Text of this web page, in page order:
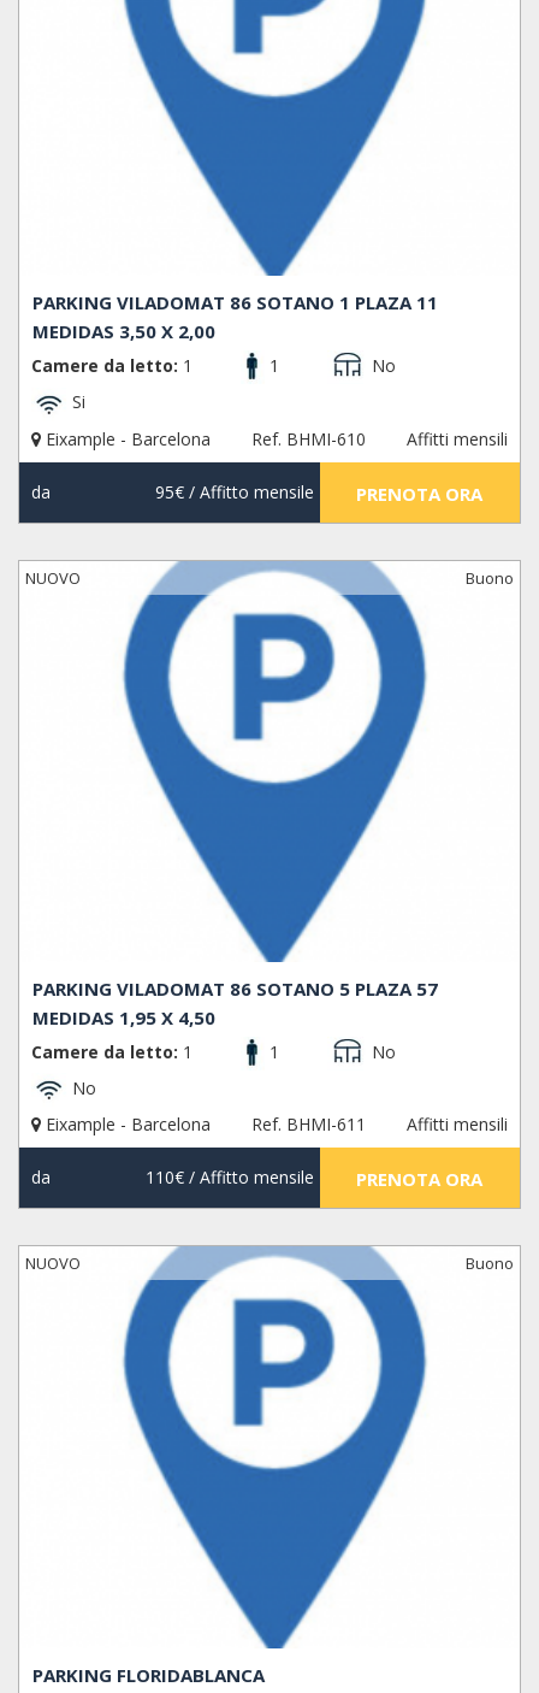
PARKING VILADOMAT 86 SOTANO 1 PLAZA 11
MEDIDAS 3,50 X 2,00
Camere da letto: 1 1
No
Si
Eixample - Barcelona
Ref. BHMI-610 Affitti mensili
da 95€/ Affitto mensile PRENOTA ORA
NUOVO Buono
PARKING VILADOMAT 86 SOTANO 5 PLAZA 57
MEDIDAS 1,95 X 4,50
Camere da letto: 1 1
No
No
Eixample - Barcelona
Ref. BHMI-611 Affitti mensili
da 110€/ Affitto mensile PRENOTA ORA
NUOVO Buono
PARKING FLORIDABLANCA